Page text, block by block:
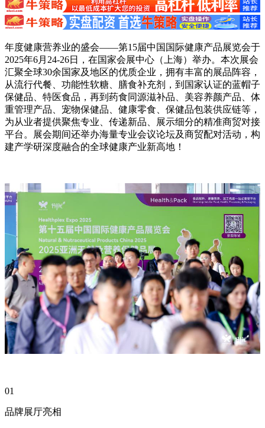
年度健康营养业的盛会——第15届中国国际健康产品展览会于
2025年6月24-26日，在国家会展中心（上海）举办。本次展会
汇聚全球30余国家及地区的优质企业，拥有丰富的展品阵容，
从流行代餐、功能性软糖、膳食补充剂，到国家认证的蓝帽子
保健品、特医食品，再到药食同源滋补品、美容养颜产品、体
重管理产品、宠物保健品、健康零食、保健品包装供应链等，
为从业者提供聚焦专业、传递新品、展示细分的精准商贸对接
平台。展会期间还举办海量专业会议论坛及商贸配对活动，构
建产学研深度融合的全球健康产业新高地！
01
品牌展厅亮相